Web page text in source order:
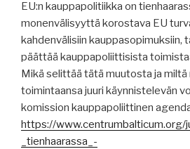
EU:n kauppapolitiikka on
monenvälisyyttä korostava EU
kahdenvälisiin kauppasopimuksiin,
päättää kauppapoliittisista
Mikä selittää tätä muutosta ja miltä
toimintaansa juuri käynnistelevän
komission kauppapoliittinen
https://www.centrumbalticum.org/
_tienhaarassa_-